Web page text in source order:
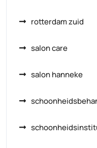
rotterdam zuid
salon care
salon hanneke